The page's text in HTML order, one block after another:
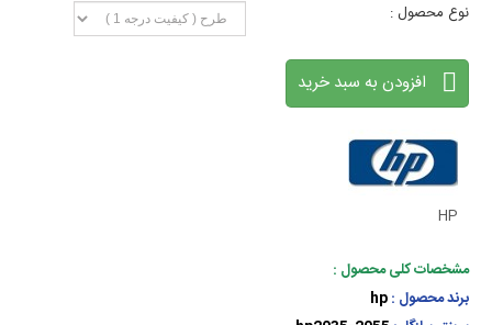
نوع محصول :
افزودن به سبد خرید
HP
مشخصات کلی محصول :
برند محصول :